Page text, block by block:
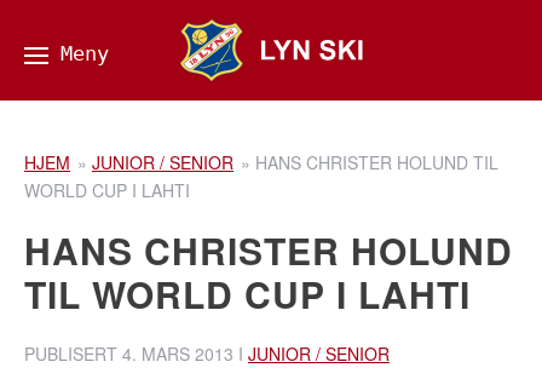
HJEM » JUNIOR / SENIOR » HANS CHRISTER HOLUND TIL
WORLD CUP I LAHTI
HANS CHRISTER HOLUND
TIL WORLD CUP I LAHTI
PUBLISERT 4. MARS 2013 I JUNIOR / SENIOR